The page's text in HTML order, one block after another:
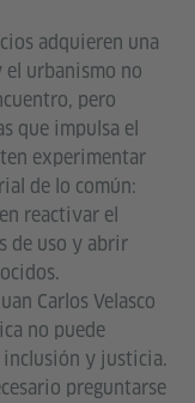
adquieren una
urbanismo no
pero
que impulsa el
experimentar
de lo común:
reactivar el
de uso y abrir
Carlos Velasco
no puede
inclusión y justicia.
preguntarse